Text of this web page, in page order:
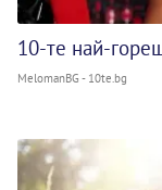
10-те най-
MelomanBG - 10te.bg